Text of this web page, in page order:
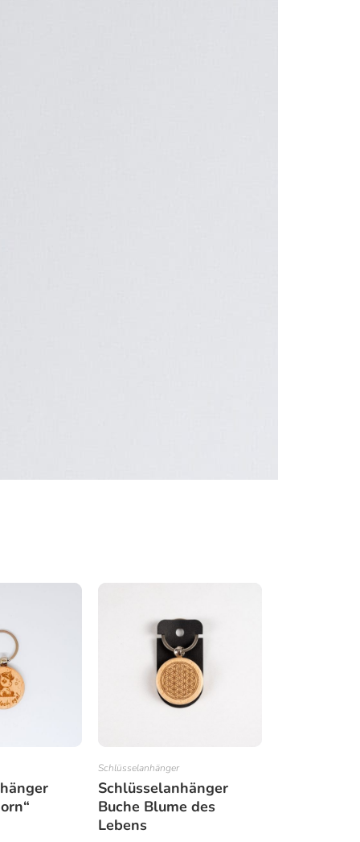
Schlüsselanhänger
Schlüsselanhänger
Buche Blume des
Lebens